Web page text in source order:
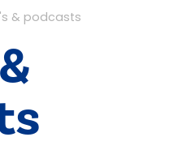
& podcasts